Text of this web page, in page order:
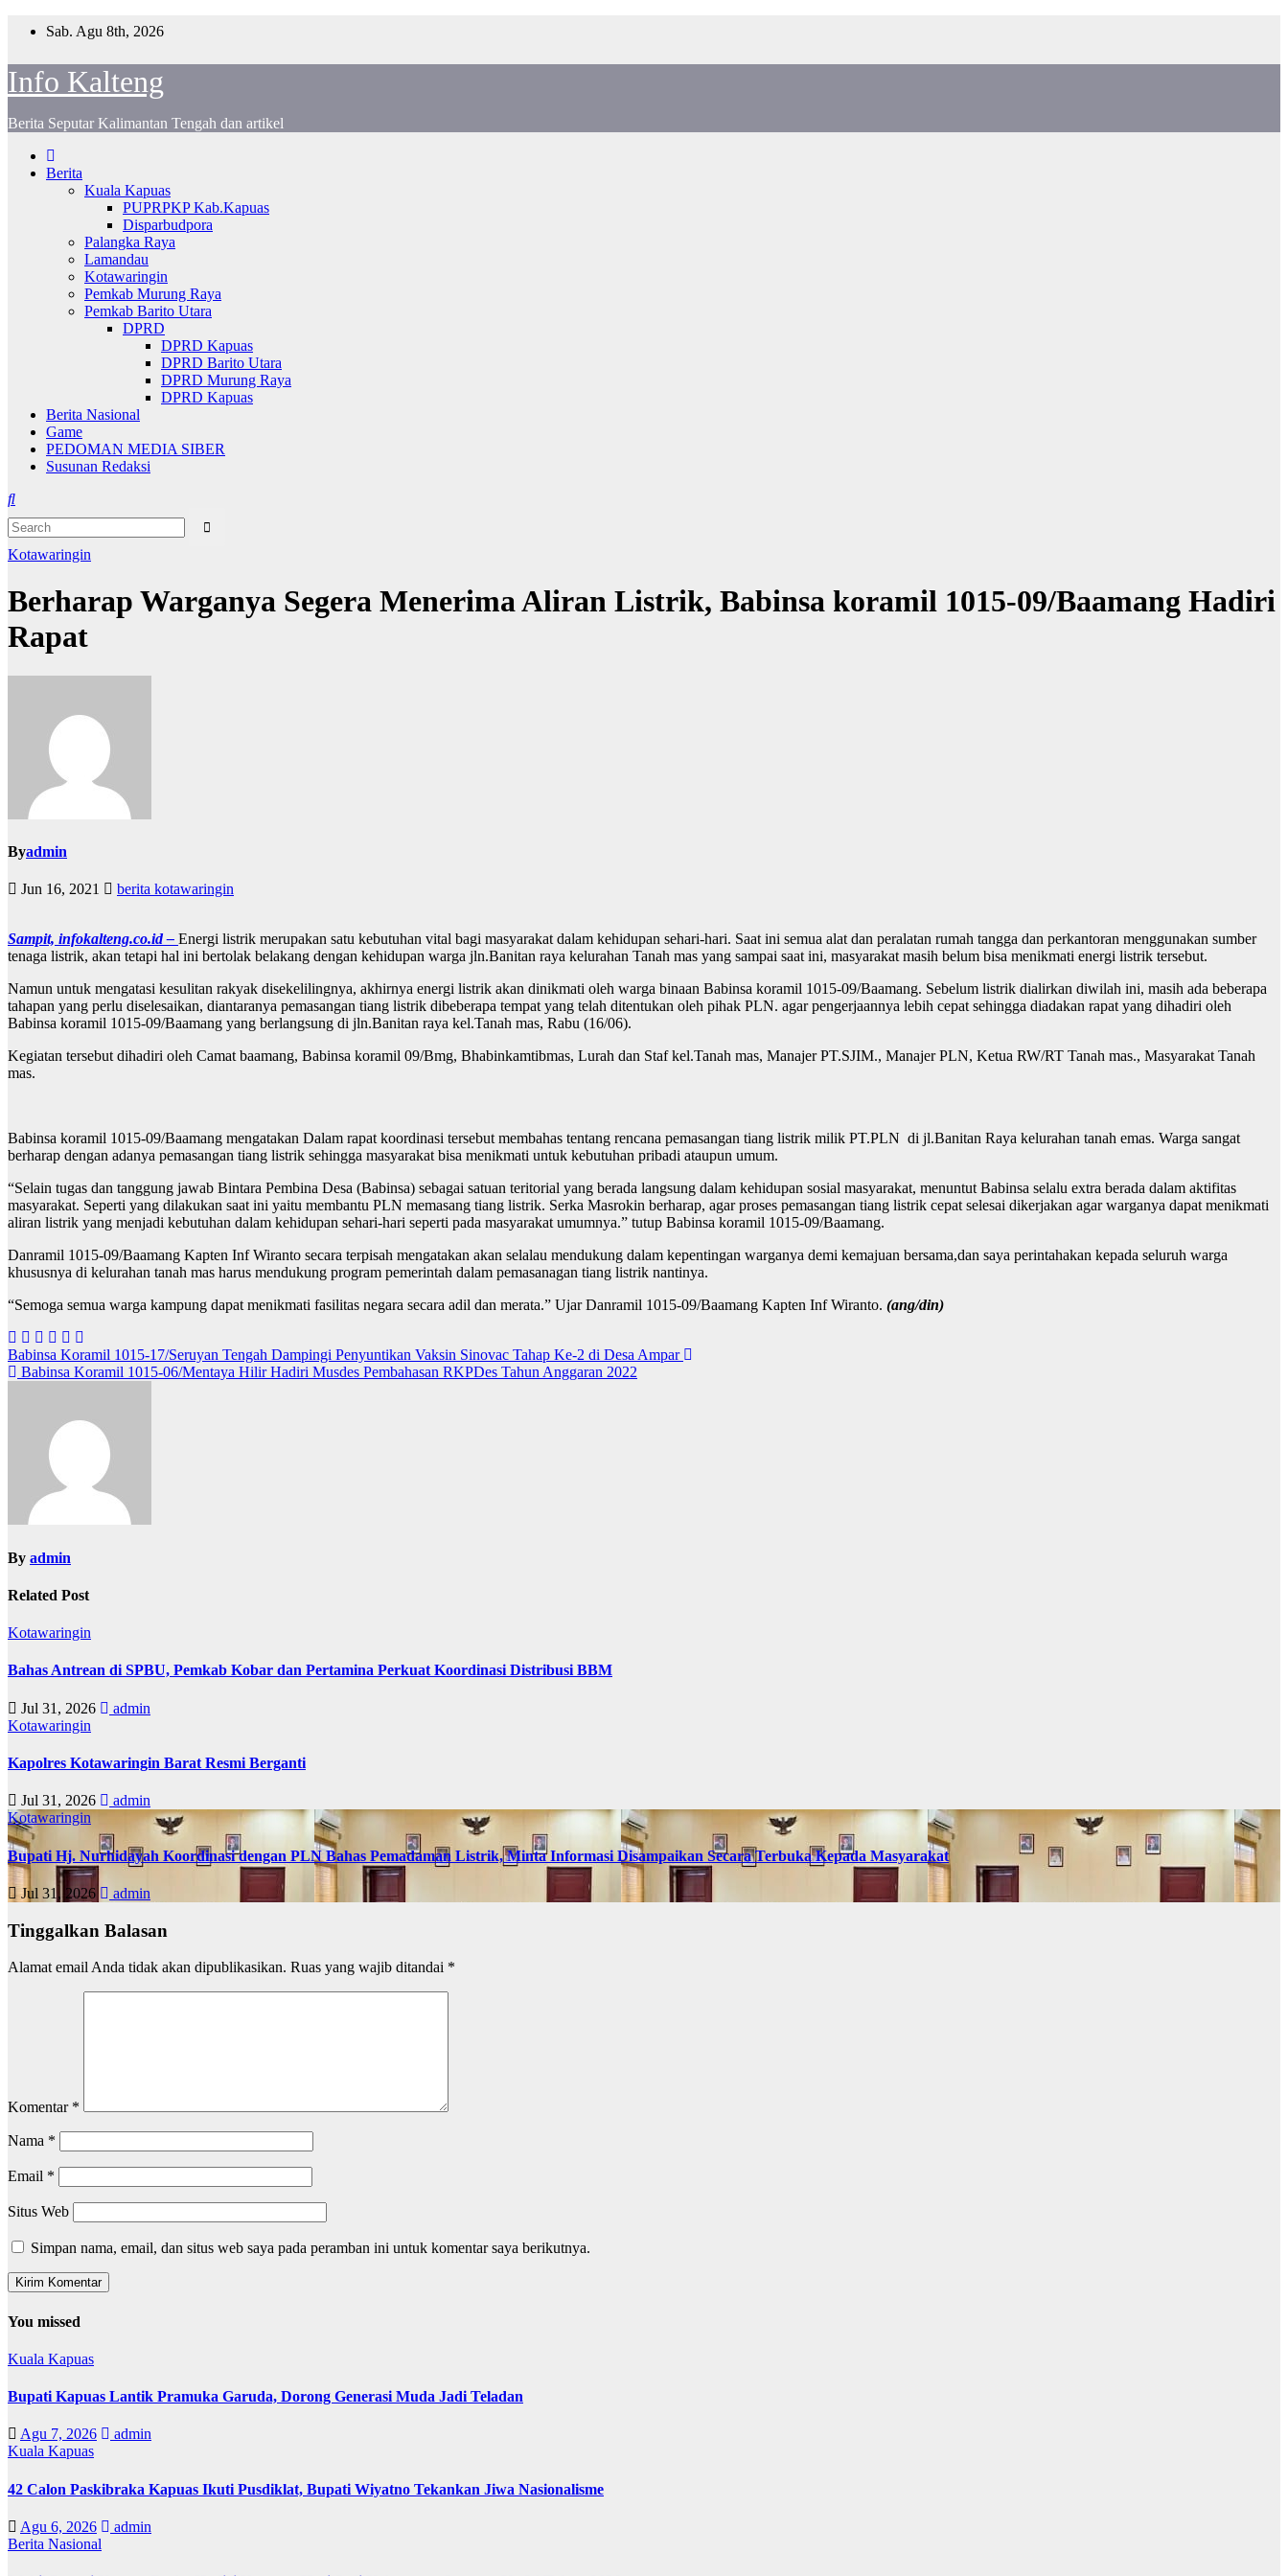
Sab. Agu 8th, 2026
Info Kalteng
Berita Seputar Kalimantan Tengah dan artikel
Berita
Kuala Kapuas
PUPRPKP Kab.Kapuas
Disparbudpora
Palangka Raya
Lamandau
Kotawaringin
Pemkab Murung Raya
Pemkab Barito Utara
DPRD
DPRD Kapuas
DPRD Barito Utara
DPRD Murung Raya
DPRD Kapuas
Berita Nasional
Game
PEDOMAN MEDIA SIBER
Susunan Redaksi
Kotawaringin
Berharap Warganya Segera Menerima Aliran Listrik, Babinsa koramil 1015-09/Baamang Hadiri
Rapat
Byadmin
Jun 16, 2021 berita kotawaringin
Sampit, infokalteng.co.id – Energi listrik merupakan satu kebutuhan vital bagi masyarakat dalam kehidupan sehari-hari. Saat ini semua alat dan peralatan rumah tangga dan perkantoran menggunakan sumber
tenaga listrik, akan tetapi hal ini bertolak belakang dengan kehidupan warga jln.Banitan raya kelurahan Tanah mas yang sampai saat ini, masyarakat masih belum bisa menikmati energi listrik tersebut.
Namun untuk mengatasi kesulitan rakyak disekelilingnya, akhirnya energi listrik akan dinikmati oleh warga binaan Babinsa koramil 1015-09/Baamang. Sebelum listrik dialirkan diwilah ini, masih ada beberapa
tahapan yang perlu diselesaikan, diantaranya pemasangan tiang listrik dibeberapa tempat yang telah ditentukan oleh pihak PLN. agar pengerjaannya lebih cepat sehingga diadakan rapat yang dihadiri oleh
Babinsa koramil 1015-09/Baamang yang berlangsung di jln.Banitan raya kel.Tanah mas, Rabu (16/06).
Kegiatan tersebut dihadiri oleh Camat baamang, Babinsa koramil 09/Bmg, Bhabinkamtibmas, Lurah dan Staf kel.Tanah mas, Manajer PT.SJIM., Manajer PLN, Ketua RW/RT Tanah mas., Masyarakat Tanah
mas.
Babinsa koramil 1015-09/Baamang mengatakan Dalam rapat koordinasi tersebut membahas tentang rencana pemasangan tiang listrik milik PT.PLN di jl.Banitan Raya kelurahan tanah emas. Warga sangat
berharap dengan adanya pemasangan tiang listrik sehingga masyarakat bisa menikmati untuk kebutuhan pribadi ataupun umum.
“Selain tugas dan tanggung jawab Bintara Pembina Desa (Babinsa) sebagai satuan teritorial yang berada langsung dalam kehidupan sosial masyarakat, menuntut Babinsa selalu extra berada dalam aktifitas
masyarakat. Seperti yang dilakukan saat ini yaitu membantu PLN memasang tiang listrik. Serka Masrokin berharap, agar proses pemasangan tiang listrik cepat selesai dikerjakan agar warganya dapat menikmati
aliran listrik yang menjadi kebutuhan dalam kehidupan sehari-hari seperti pada masyarakat umumnya.” tutup Babinsa koramil 1015-09/Baamang.
Danramil 1015-09/Baamang Kapten Inf Wiranto secara terpisah mengatakan akan selalau mendukung dalam kepentingan warganya demi kemajuan bersama,dan saya perintahakan kepada seluruh warga
khususnya di kelurahan tanah mas harus mendukung program pemerintah dalam pemasanagan tiang listrik nantinya.
“Semoga semua warga kampung dapat menikmati fasilitas negara secara adil dan merata.” Ujar Danramil 1015-09/Baamang Kapten Inf Wiranto. (ang/din)
Navigasi
pos
Babinsa Koramil 1015-17/Seruyan Tengah Dampingi Penyuntikan Vaksin Sinovac Tahap Ke-2 di Desa Ampar
Babinsa Koramil 1015-06/Mentaya Hilir Hadiri Musdes Pembahasan RKPDes Tahun Anggaran 2022
By admin
Related Post
Kotawaringin
Bahas Antrean di SPBU, Pemkab Kobar dan Pertamina Perkuat Koordinasi Distribusi BBM
Jul 31, 2026
admin
Kotawaringin
Kapolres Kotawaringin Barat Resmi Berganti
Jul 31, 2026
admin
Kotawaringin
Bupati Hj. Nurhidayah Koordinasi dengan PLN Bahas Pemadaman Listrik, Minta Informasi Disampaikan Secara Terbuka Kepada Masyarakat
Jul 31, 2026 admin
Tinggalkan Balasan
Alamat email Anda tidak akan dipublikasikan. Ruas yang wajib ditandai *
Komentar *
Nama *
Email *
Situs Web
Simpan nama, email, dan situs web saya pada peramban ini untuk komentar saya berikutnya.
You missed
Kuala Kapuas
Bupati Kapuas Lantik Pramuka Garuda, Dorong Generasi Muda Jadi Teladan
Agu 7, 2026
admin
Kuala Kapuas
42 Calon Paskibraka Kapuas Ikuti Pusdiklat, Bupati Wiyatno Tekankan Jiwa Nasionalisme
Agu 6, 2026
admin
Berita Nasional